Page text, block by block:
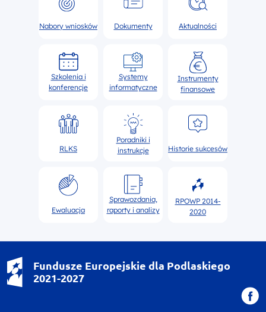
Nabory wniosków Dokumenty Aktualności
Szkolenia i
konferencje
Systemy
informatyczne
Instrumenty
finansowe
RLKS
Poradniki i
instrukcje
Historie sukcesów
Ewaluacja
Sprawozdania,
raporty i analizy
RPOWP 2014-
2020
Fundusze Europejskie dla Podlaskiego
2021-2027